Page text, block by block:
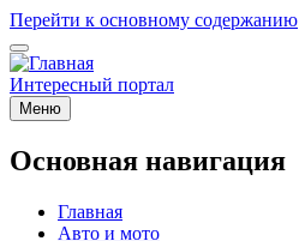
Перейти к основному содержанию
Интересный портал
Меню
Основная навигация
Главная
Авто и мото